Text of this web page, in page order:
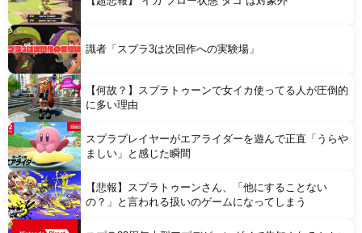
識者「スプラ3は次回作への実験場」
【何故？】スプラトゥーンで女イカ使ってる人が圧倒的
に多い理由
スプラプレイヤーがエアライダーを遊んで正直「うらや
ましい」と感じた瞬間
【悲報】スプラトゥーンさん、「他にすることない
の？」と言われる扱いのゲームになってしまう